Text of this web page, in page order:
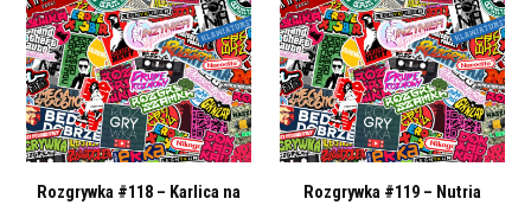
Rozgrywka #118 – Karlica na
Rozgrywka #119 – Nutria